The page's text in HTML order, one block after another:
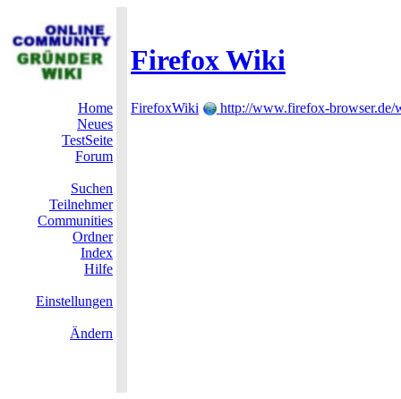
Firefox Wiki
Home
Neues
TestSeite
Forum
Suchen
Teilnehmer
Communities
Ordner
Index
Hilfe
Einstellungen
Ändern
FirefoxWiki http://www.firefox-browser.de/